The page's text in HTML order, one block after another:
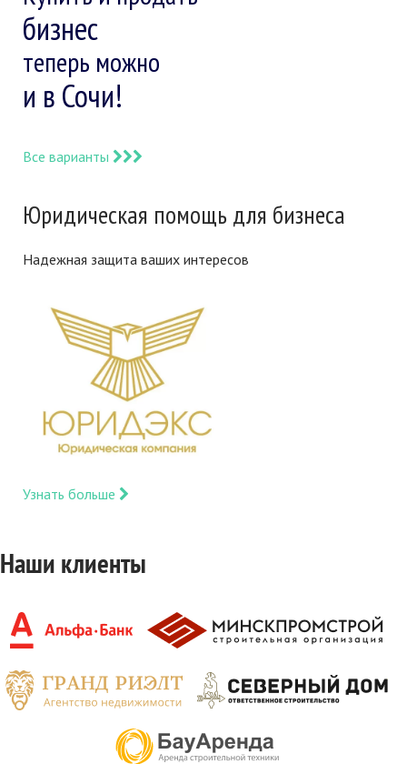
бизнес
теперь можно
и в Сочи!
Все варианты
Юридическая помощь для бизнеса
Надежная защита ваших интересов
Узнать больше
Наши клиенты